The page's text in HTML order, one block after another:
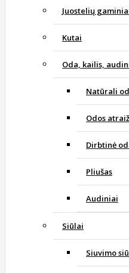
Juostelių
Kutai
Oda, kailis,
Natūrali
Odos
Dirbtinė
Pliušas
Audiniai
Siūlai
Siuvimo